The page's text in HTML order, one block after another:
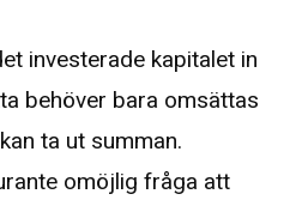
investerade kapitalet in
behöver bara omsättas
ta ut summan.
omöjlig fråga att